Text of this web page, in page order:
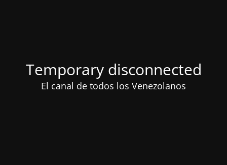
Temporary disconnected
El canal de todos los Venezolanos